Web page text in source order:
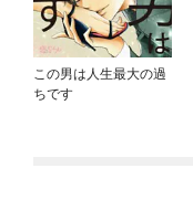
この男は人生最大の過
ちです